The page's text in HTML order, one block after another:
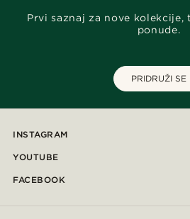
Prvi saznaj za nove kolekcije,
ponude.
PRIDRUŽI SE
INSTAGRAM
YOUTUBE
FACEBOOK